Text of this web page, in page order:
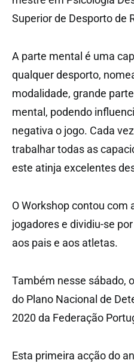
Superior de Desporto de
A parte mental é uma
qualquer desporto,
modalidade, grande
mental, podendo
negativa o jogo. Cada
trabalhar todas as
este atinja excelentes
O Workshop contou com
jogadores e dividiu-se
aos pais e aos atletas.
Também nesse sábado,
do Plano Nacional de
2020 da Federação
Esta primeira acção do